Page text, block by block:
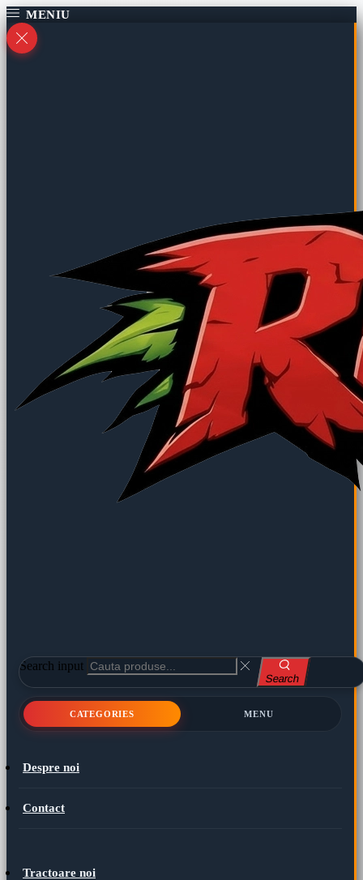
Search input
Search
CATEGORIES MENU
Despre noi
Contact
Tractoare noi